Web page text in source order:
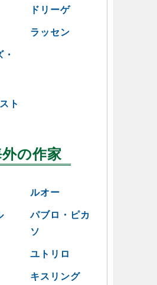
ドリーゲ
ラッセン
ト
の作家
ルオー
パブロ・ピカ
ソ
ユトリロ
キスリング